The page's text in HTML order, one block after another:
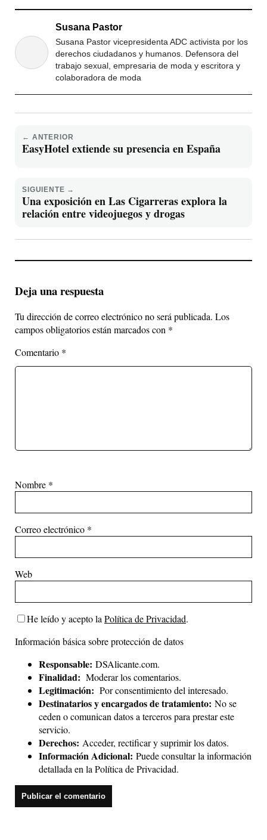
Susana Pastor
Susana Pastor vicepresidenta ADC activista por los
derechos ciudadanos y humanos. Defensora del
trabajo sexual, empresaria de moda y escritora y
colaboradora de moda
← ANTERIOR
EasyHotel extiende su presencia en España
SIGUIENTE →
Una exposición en Las Cigarreras explora la
relación entre videojuegos y drogas
Deja una respuesta
Tu dirección de correo electrónico no será publicada. Los
campos obligatorios están marcados con *
Comentario *
Nombre *
Correo electrónico *
Web
He leído y acepto la Política de Privacidad.
Información básica sobre protección de datos
Responsable: DSAlicante.com.
Finalidad: Moderar los comentarios.
Legitimación: Por consentimiento del interesado.
Destinatarios y encargados de tratamiento: No se
ceden o comunican datos a terceros para prestar este
servicio.
Derechos: Acceder, rectificar y suprimir los datos.
Información Adicional: Puede consultar la información
detallada en la Política de Privacidad.